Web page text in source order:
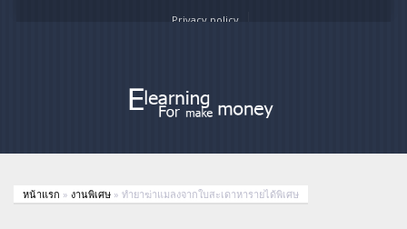
Privacy policy
หน้าแรก »งานพิเศษ »ทำยาฆ่าแมลงจากใบสะเดาหารายได้พิเศษ